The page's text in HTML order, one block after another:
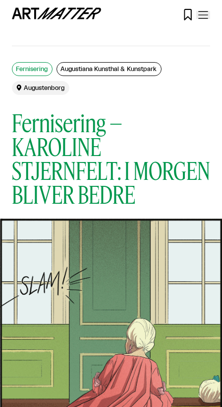

Fernisering –
KAROLINE
STJERNFELT: I MORGEN
BLIVER BEDRE
Fernisering Augustiana Kunsthal & Kunstpark
 Augustenborg